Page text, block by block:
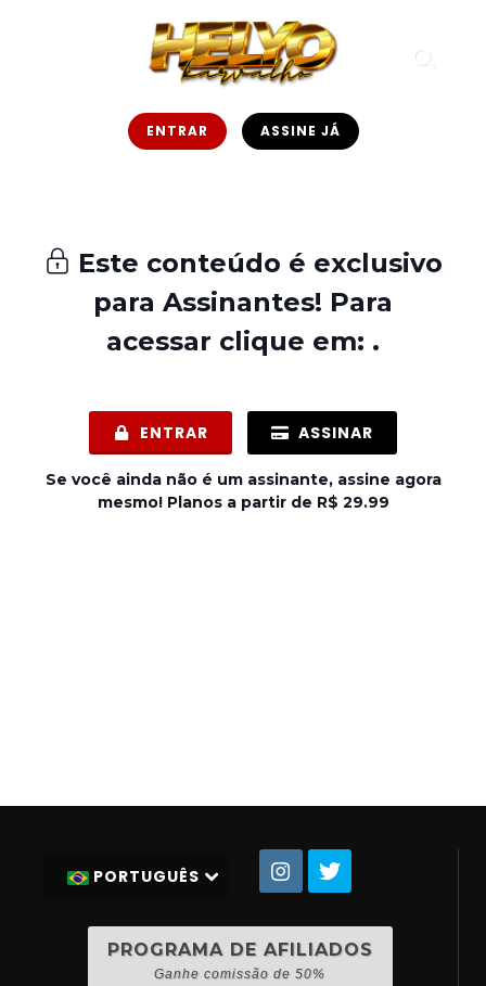
ENTRAR ASSINE JÁ
Este conteúdo é exclusivo
para Assinantes! Para
acessar clique em: .
ENTRAR ASSINAR
Se você ainda não é um assinante, assine agora
mesmo! Planos a partir de R$ 29.99
PORTUGUÊS
PROGRAMA DE AFILIADOS
Ganhe comissão de 50%